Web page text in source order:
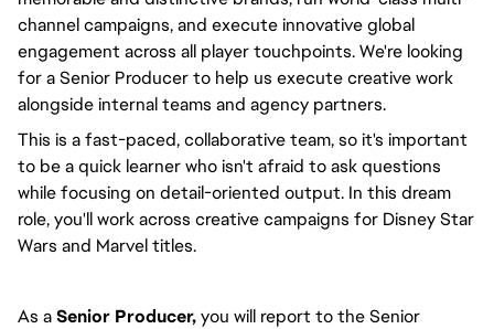
channel campaigns, and execute innovative global
engagement across all player touchpoints. We're looking
for a Senior Producer to help us execute creative work
alongside internal teams and agency partners.
This is a fast-paced, collaborative team, so it's important
to be a quick learner who isn't afraid to ask questions
while focusing on detail-oriented output. In this dream
role, you'll work across creative campaigns for Disney Star
Wars and Marvel titles.
As aSenior Producer,you will report to the Senior